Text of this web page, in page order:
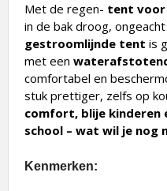
Met de regen- tent voor
in de bak droog,
gestroomlijnde tent is
met een
comfortabel en
stuk prettiger, zelfs op
comfort, blije kinderen
school – wat wil je nog
Kenmerken: